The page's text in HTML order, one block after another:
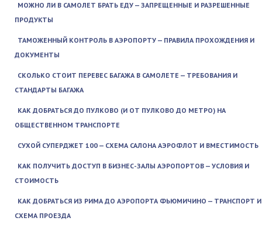
МОЖНО ЛИ В САМОЛЕТ БРАТЬ ЕДУ — ЗАПРЕЩЕННЫЕ И РАЗРЕШЕННЫЕ
ПРОДУКТЫ
ТАМОЖЕННЫЙ КОНТРОЛЬ В АЭРОПОРТУ — ПРАВИЛА ПРОХОЖДЕНИЯ И
ДОКУМЕНТЫ
СКОЛЬКО СТОИТ ПЕРЕВЕС БАГАЖА В САМОЛЕТЕ — ТРЕБОВАНИЯ И
СТАНДАРТЫ БАГАЖА
КАК ДОБРАТЬСЯ ДО ПУЛКОВО (И ОТ ПУЛКОВО ДО МЕТРО) НА
ОБЩЕСТВЕННОМ ТРАНСПОРТЕ
СУХОЙ СУПЕРДЖЕТ 100 — СХЕМА САЛОНА АЭРОФЛОТ И ВМЕСТИМОСТЬ
КАК ПОЛУЧИТЬ ДОСТУП В БИЗНЕС-ЗАЛЫ АЭРОПОРТОВ — УСЛОВИЯ И
СТОИМОСТЬ
КАК ДОБРАТЬСЯ ИЗ РИМА ДО АЭРОПОРТА ФЬЮМИЧИНО — ТРАНСПОРТ И
СХЕМА ПРОЕЗДА